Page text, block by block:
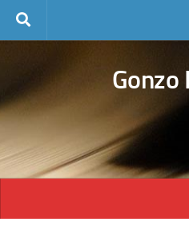
Skip to content
Gonzo